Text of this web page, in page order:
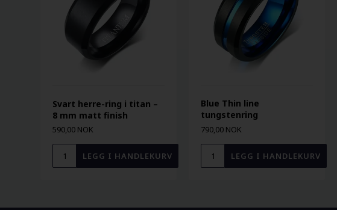
Svart herre-ring i titan –
8 mm matt finish
590,00 NOK
Blue Thin line
tungstenring
790,00 NOK